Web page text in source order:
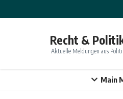
Recht &
Aktuelle Meldungen aus
Main